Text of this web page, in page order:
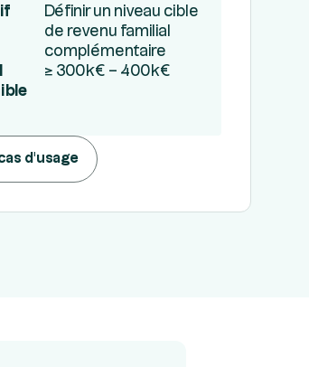
Définir un niveau cible
de revenu familial
complémentaire
≥ 300k€ – 400k€
d'usage